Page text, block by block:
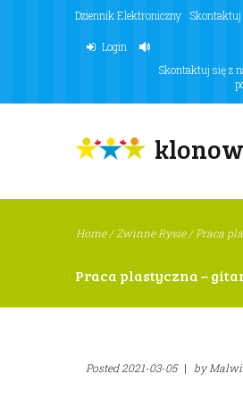
Dziennik Elektroniczny Skontaktuj
Login
Skontaktuj się z
Home/Zwinne Rysie/Praca
Praca plastyczna –
Posted2021-03-05 | by